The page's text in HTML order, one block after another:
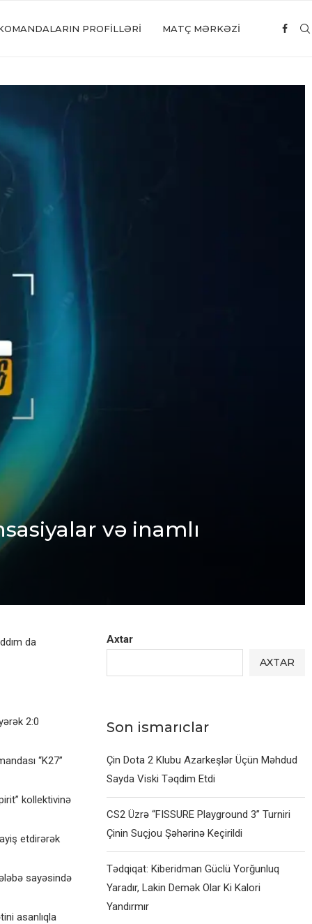
PROFILLƏRI MATÇ MƏRKƏZİ
və inamlı
da
2:0
“K27”
kollektivinə
etdirərək
sayəsində
asanlıqla
Axtar
AXTAR
Son ismarıclar
Çin Dota 2 Klubu Azarkeşlər Üçün Məhdud
Sayda Viski Təqdim Etdi
CS2 Üzrə “FISSURE Playground 3” Turniri
Çinin Suçjou Şəhərinə Keçirildi
Tədqiqat: Kiberidman Güclü Yorğunluq
Yaradır, Lakin Demək Olar Ki Kalori
Yandırmır